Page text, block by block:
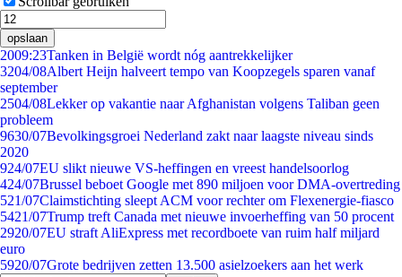
opslaan
2009:23Tanken in België wordt nóg aantrekkelijker
3204/08Albert Heijn halveert tempo van Koopzegels sparen vanaf
september
2504/08Lekker op vakantie naar Afghanistan volgens Taliban geen
probleem
9630/07Bevolkingsgroei Nederland zakt naar laagste niveau sinds
2020
924/07EU slikt nieuwe VS-heffingen en vreest handelsoorlog
424/07Brussel beboet Google met 890 miljoen voor DMA-overtreding
521/07Claimstichting sleept ACM voor rechter om Flexenergie-fiasco
5421/07Trump treft Canada met nieuwe invoerheffing van 50 procent
2920/07EU straft AliExpress met recordboete van ruim half miljard
euro
5920/07Grote bedrijven zetten 13.500 asielzoekers aan het werk